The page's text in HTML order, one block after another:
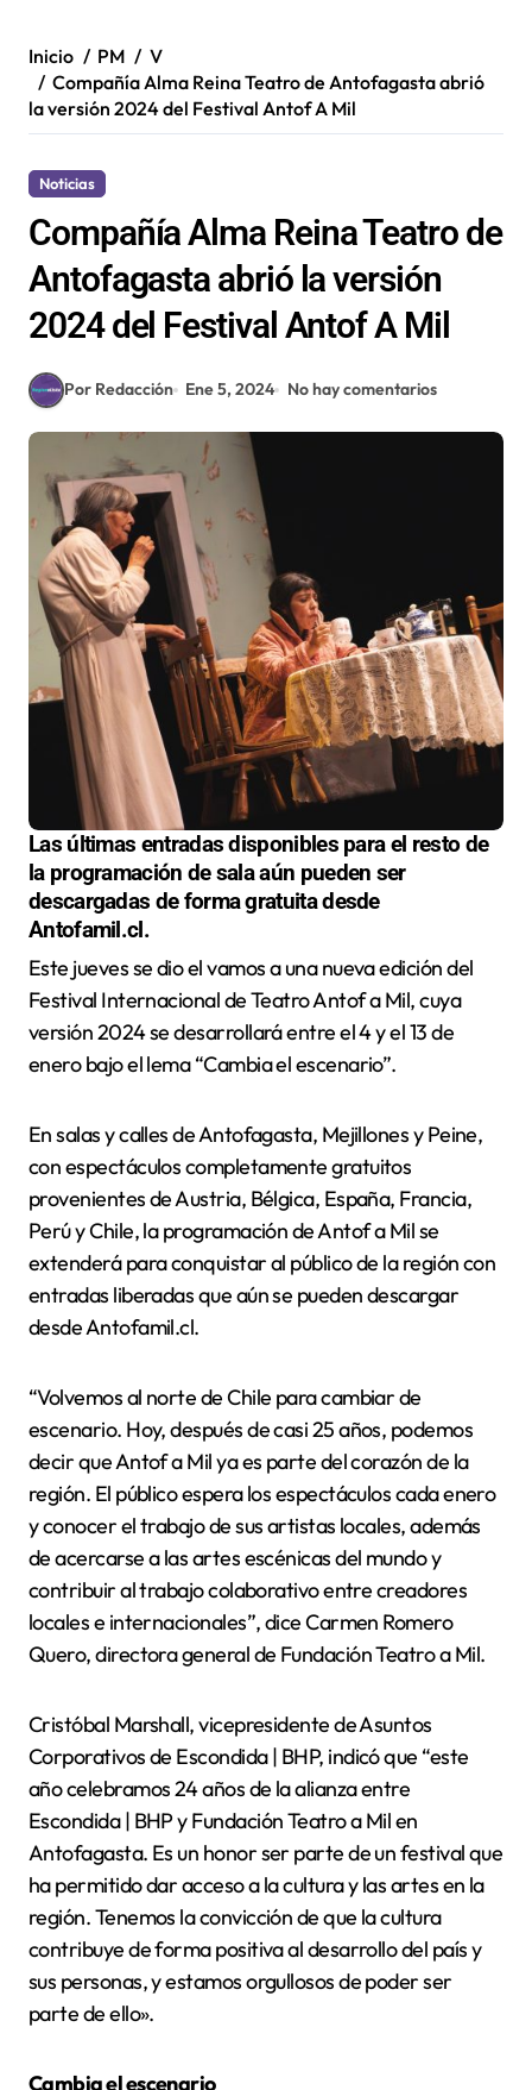
Inicio PM
V
Compañía Alma Reina Teatro de Antofagasta abrió
la versión 2024 del Festival Antof A Mil
Noticias
Compañía Alma Reina Teatro de
Antofagasta abrió la versión
2024 del Festival Antof A Mil
Por Redacción Ene 5, 2024 No hay comentarios
Las últimas entradas disponibles para el resto de
la programación de sala aún pueden ser
descargadas de forma gratuita desde
Antofamil.cl.
Este jueves se dio el vamos a una nueva edición del
Festival Internacional de Teatro Antof a Mil, cuya
versión 2024 se desarrollará entre el 4 y el 13 de
enero bajo el lema “Cambia el escenario”.
En salas y calles de Antofagasta, Mejillones y Peine,
con espectáculos completamente gratuitos
provenientes de Austria, Bélgica, España, Francia,
Perú y Chile, la programación de Antof a Mil se
extenderá para conquistar al público de la región con
entradas liberadas que aún se pueden descargar
desde Antofamil.cl.
“Volvemos al norte de Chile para cambiar de
escenario. Hoy, después de casi 25 años, podemos
decir que Antof a Mil ya es parte del corazón de la
región. El público espera los espectáculos cada enero
y conocer el trabajo de sus artistas locales, además
de acercarse a las artes escénicas del mundo y
contribuir al trabajo colaborativo entre creadores
locales e internacionales”, dice Carmen Romero
Quero, directora general de Fundación Teatro a Mil.
Cristóbal Marshall, vicepresidente de Asuntos
Corporativos de Escondida | BHP, indicó que “este
año celebramos 24 años de la alianza entre
Escondida | BHP y Fundación Teatro a Mil en
Antofagasta. Es un honor ser parte de un festival que
ha permitido dar acceso a la cultura y las artes en la
región. Tenemos la convicción de que la cultura
contribuye de forma positiva al desarrollo del país y
sus personas, y estamos orgullosos de poder ser
parte de ello».
Cambia el escenario